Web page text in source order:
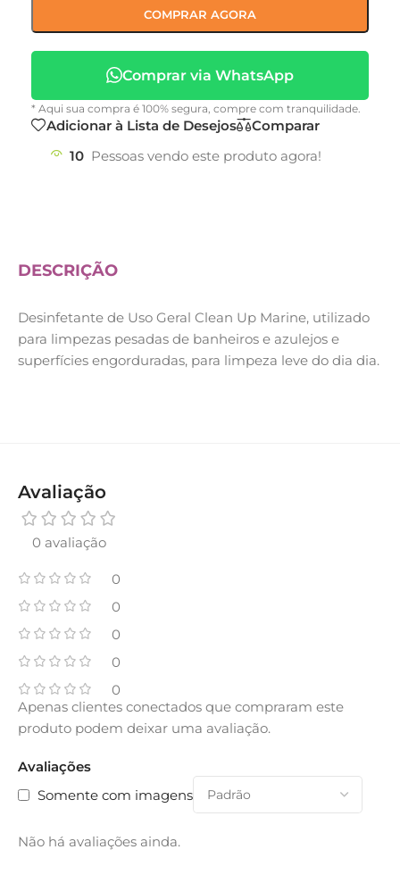
COMPRAR AGORA
Comprar via WhatsApp
* Aqui sua compra é 100% segura, compre com tranquilidade.
Adicionar à Lista de Desejos
Comparar
10 Pessoas vendo este produto agora!
DESCRIÇÃO
Desinfetante de Uso Geral Clean Up Marine, utilizado
para limpezas pesadas de banheiros e azulejos e
superfícies engorduradas, para limpeza leve do dia dia.
Avaliação
0 avaliação
0
0
0
0
0
Avaliações
Somente com imagens
Não há avaliações ainda.
Apenas clientes conectados que compraram este
produto podem deixar uma avaliação.